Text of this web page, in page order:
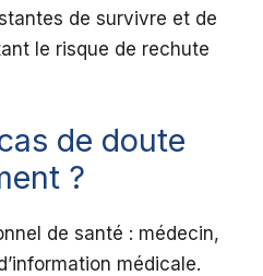
de survivre et de
le risque de rechute
de doute
?
de santé : médecin,
médicale.